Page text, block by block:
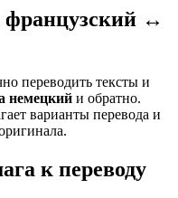
французский ↔
переводить тексты и
немецкий и обратно.
варианты перевода и
к переводу